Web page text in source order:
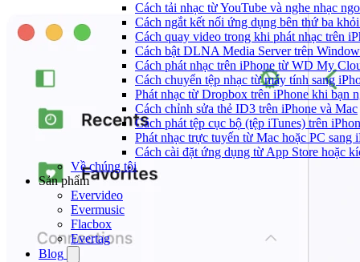
Cách tải nhạc từ YouTube và nghe nhạc
Cách ngắt kết nối ứng dụng bên thứ ba
Cách quay video trong khi phát nhạc trên
Cách bật DLNA Media Server trên
Cách phát nhạc trên iPhone từ WD My
Cách chuyển tệp nhạc từ máy tính sang
Phát nhạc từ Dropbox trên iPhone khi bạn
Cách chỉnh sửa thẻ ID3 trên iPhone và Mac
Cách phát tệp cục bộ (tệp iTunes) trên
Phát nhạc trực tuyến từ Mac hoặc PC sang
Cách cài đặt ứng dụng từ App Store hoặc
Về chúng tôi
Sản phẩm
Evervideo
Evermusic
Flacbox
Evertag
Blog